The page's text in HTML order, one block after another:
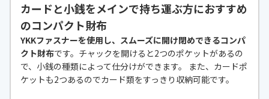
カードと小銭をメインで持ち運ぶ方におすすめ
のコンパクト財布
YKKファスナーを使用し、スムーズに開け閉めできるコンパ
クト財布です。チャックを開けると2つのポケットがあるの
で、小銭の種類によって仕分けができます。 また、カードポ
ケットも2つあるのでカード類をすっきり収納可能です。